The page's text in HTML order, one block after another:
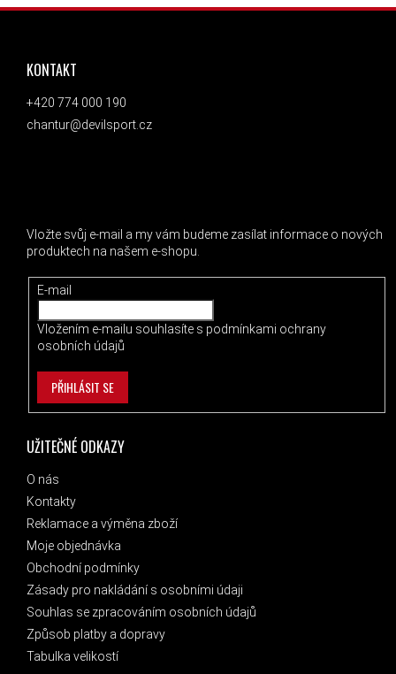
ZÁPATÍ
UŽITEČNÉ ODKAZY
O nás
Kontakty
Reklamace a výměna zboží
Moje objednávka
Obchodní podmínky
Zásady pro nakládání s osobními údaji
Souhlas se zpracováním osobních údajů
Způsob platby a dopravy
Tabulka velikostí
KONTAKT
+420 774 000 190
chantur@devilsport.cz
Vložte svůj e-mail a my vám budeme zasílat informace o nových
produktech na našem e-shopu.
E-mail
Vložením e-mailu souhlasíte s podmínkami ochrany
osobních údajů
PŘIHLÁSIT SE